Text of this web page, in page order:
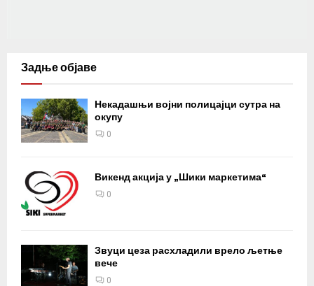
Задње објаве
Некадашњи војни полицајци сутра на
окупу
0
Викенд акција у „Шики маркетима“
0
Звуци цеза расхладили врело љетње
вече
0